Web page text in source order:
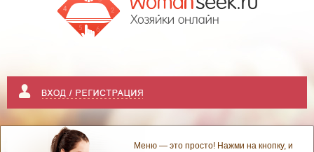
Меню — это просто! Нажми на кнопку, и